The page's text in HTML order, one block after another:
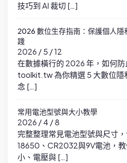
技巧到 AI 裁切 […]
2026 數位生存指南：保護個人隱
踐
2026 / 5 / 12
在數據橫行的 2026 年，如何防
toolkit.tw 為你精選 5 大數位隱
念 […]
常用電池型號與大小教學
2026 / 4 / 8
完整整理常見電池型號與尺寸，
18650、CR2032與9V電池，
小、電壓與 […]